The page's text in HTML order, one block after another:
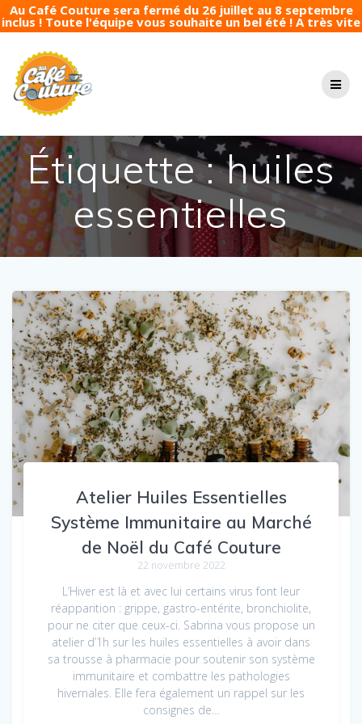
Au Café Couture sera fermé du 26 juillet au 8 septembre
inclus ! Toute l'équipe vous souhaite un bel été ! A très vite
Étiquette :huiles
essentielles
Atelier Huiles Essentielles
Système Immunitaire au Marché
de Noël du Café Couture
22 novembre 2022
L’Hiver est là et avec lui certains virus font leur
réapparition : grippe, gastro-entérite, bronchiolite,
pour ne citer que ceux-ci. Sabrina vous propose un
atelier d’1h sur les huiles essentielles à avoir dans
sa trousse à pharmacie pour soutenir son système
immunitaire et combattre les pathologies
hivernales. Elle fera également un rappel sur les
consignes de…